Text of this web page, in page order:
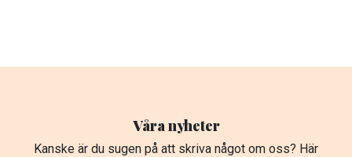
Våra nyheter
Kanske är du sugen på att skriva något om oss? Här